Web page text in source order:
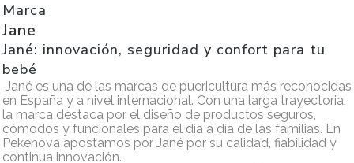
Marca
Jane
Jané: innovación, seguridad y confort para tu
bebé
Jané es una de las marcas de puericultura más reconocidas
en España y a nivel internacional. Con una larga trayectoria,
la marca destaca por el diseño de productos seguros,
cómodos y funcionales para el día a día de las familias. En
Pekenova apostamos por Jané por su calidad, fiabilidad y
continua innovación.